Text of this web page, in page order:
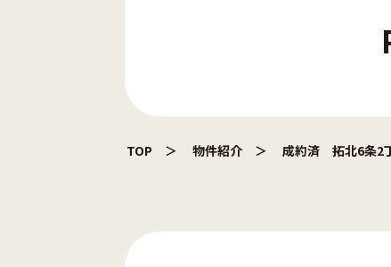
TOP 物件紹介 成約済 拓北6条2